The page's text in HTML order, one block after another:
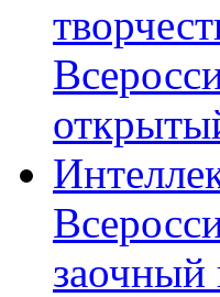
заочный